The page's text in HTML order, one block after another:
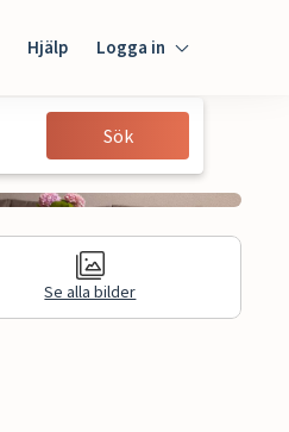
Hjälp Logga in
Gäst
Sök
Se alla bilder